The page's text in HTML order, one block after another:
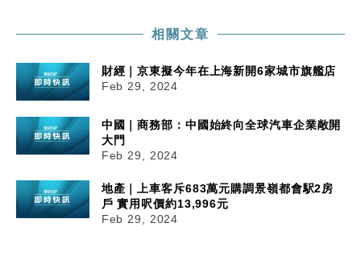
相關文章
財經｜京東擬今年在上海新開6家城市旗艦店
Feb 29, 2024
中國｜商務部：中國始終向全球汽車企業敞開
大門
Feb 29, 2024
地產｜上車客斥683萬元購調景嶺都會駅2房
戶 實用呎價約13,996元
Feb 29, 2024